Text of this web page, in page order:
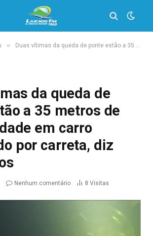
» Duas vítimas da queda de ponte estão a 35 metros de profundidade em carro esmagado por carreta, diz bombeiros
da queda de
a 35 metros de
em carro
por carreta, diz
Nenhum comentário 8 Visitas